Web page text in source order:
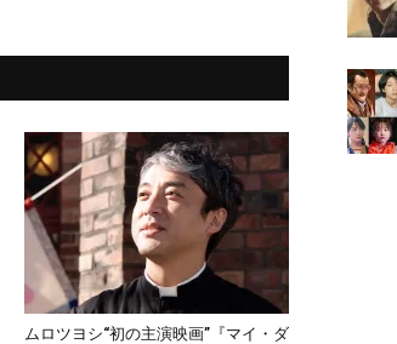
ムロツヨシ“初の主演映画”『マイ・ダ